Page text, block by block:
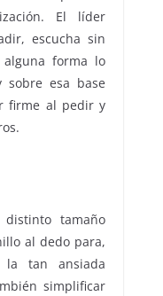
El líder
escucha sin
forma lo
esa base
firme al pedir y
distinto tamaño
al dedo para,
tan ansiada
simplificar